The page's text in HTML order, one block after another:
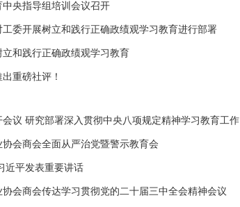
央指导组培训会议召开
委开展树立和践行正确政绩观学习教育进行部署
和践行正确政绩观学习教育
重磅社评！
议 研究部署深入贯彻中央八项规定精神学习教育工作
会商会全面从严治党暨警示教育会
近平发表重要讲话
会商会传达学习贯彻党的二十届三中全会精神会议